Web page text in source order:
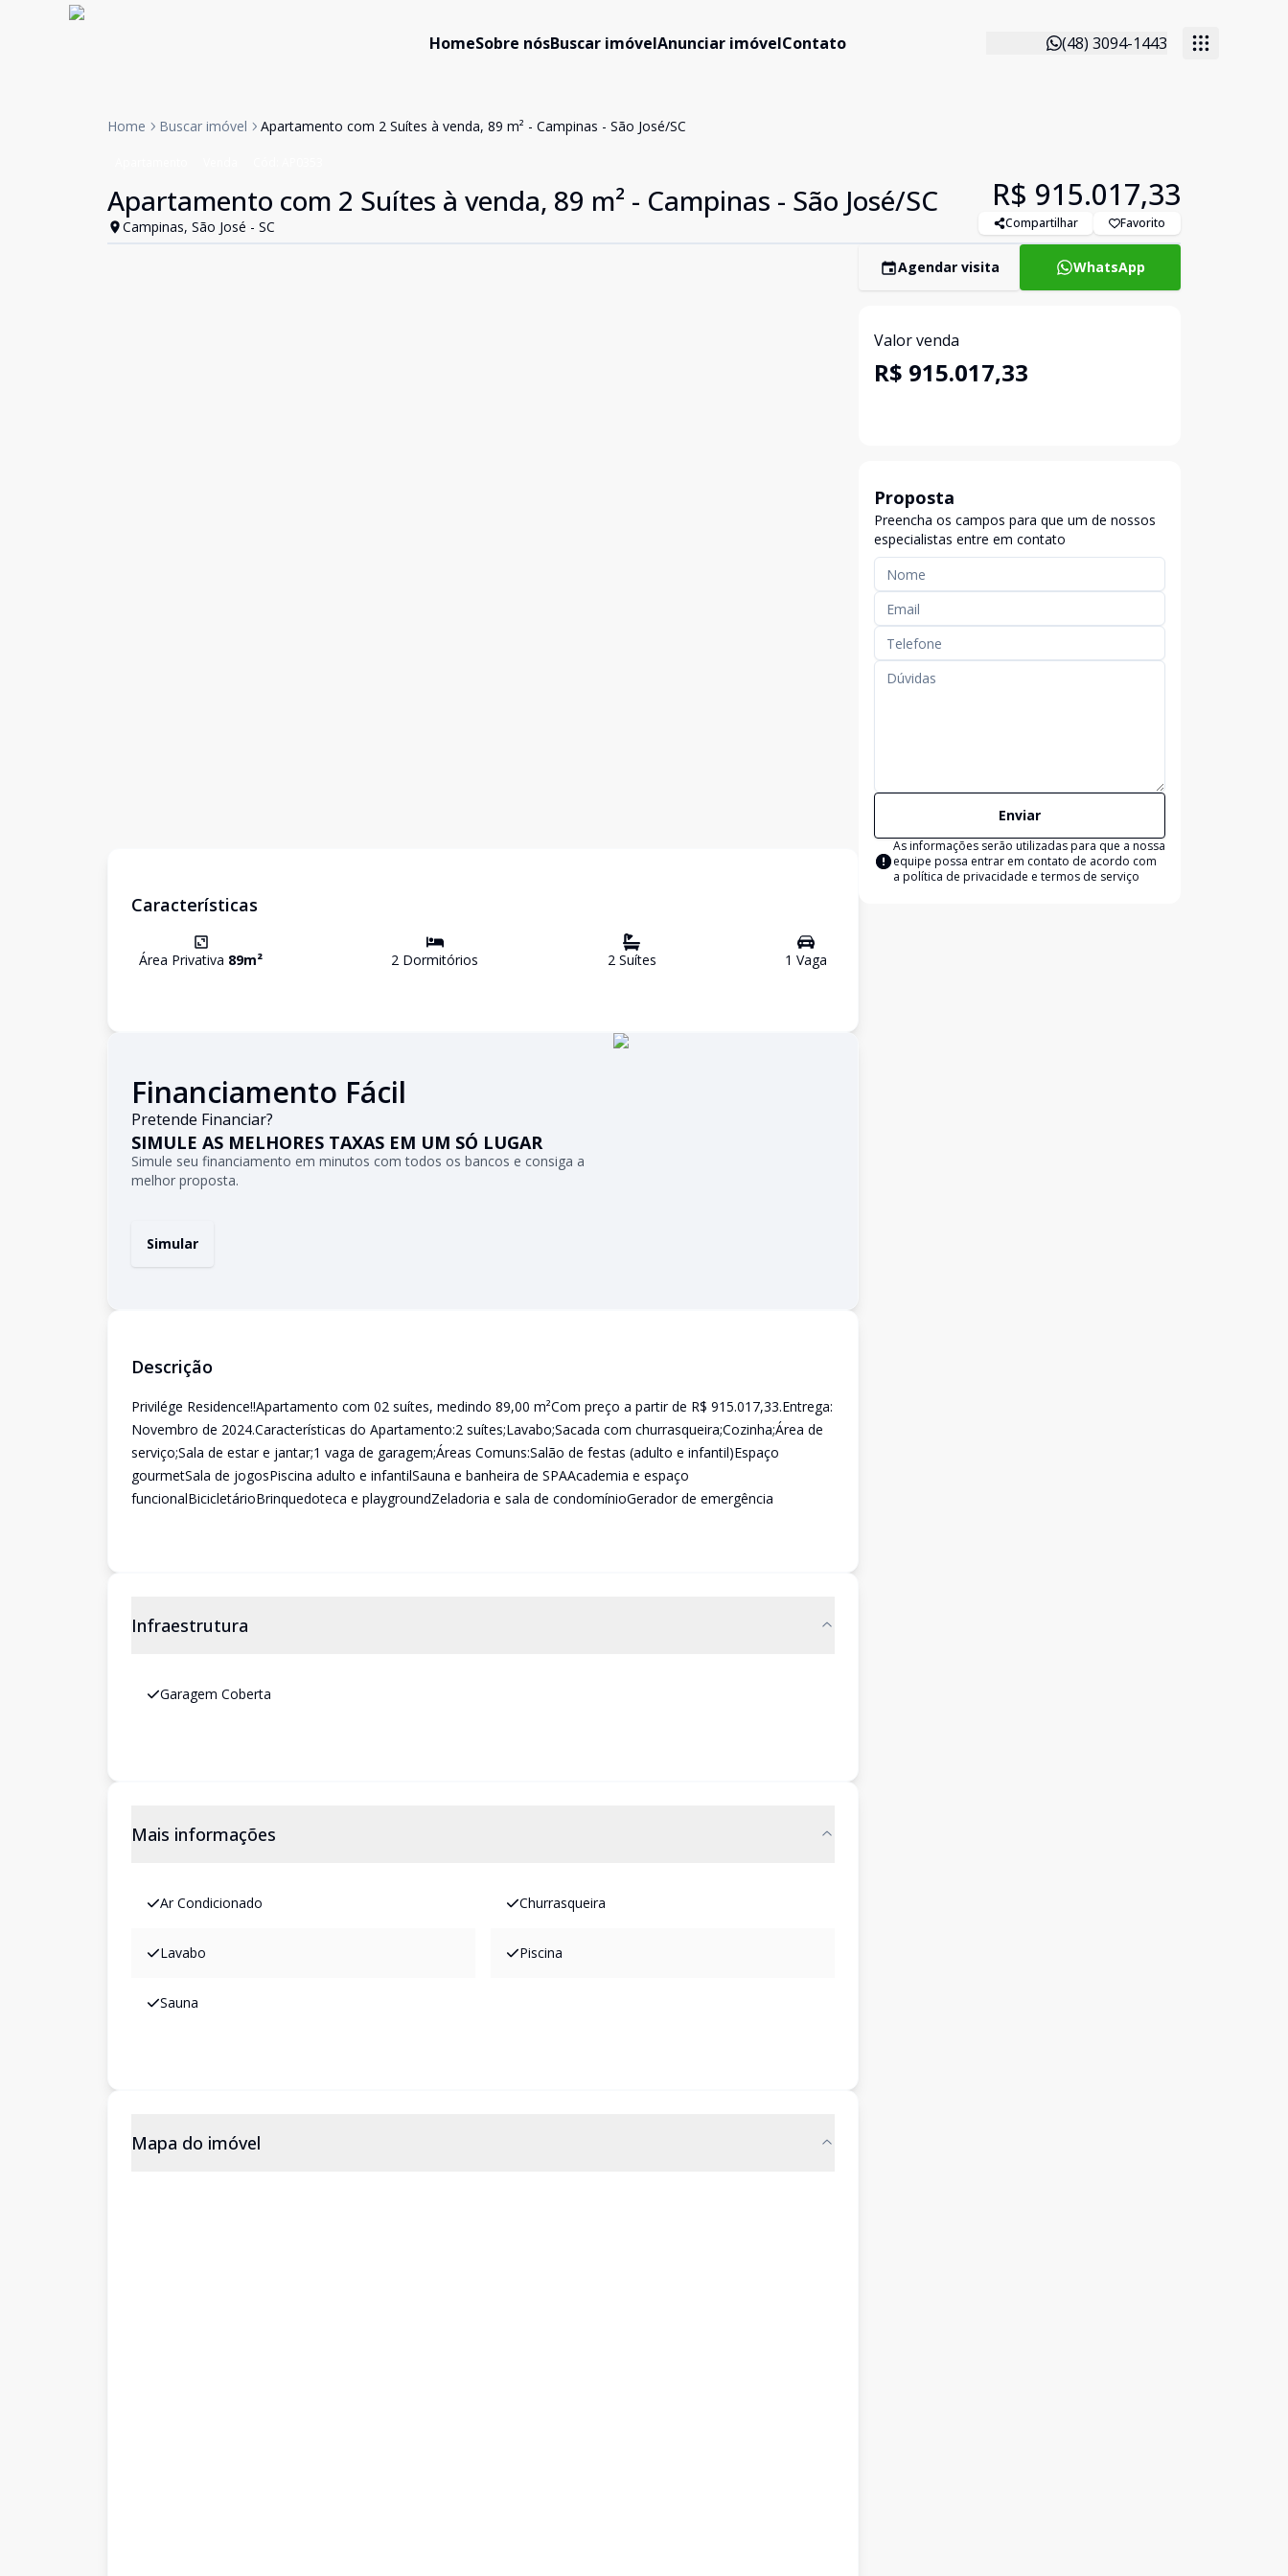
HomeSobre nósBuscar imóvelAnunciar imóvelContato (48) 3094-1443
Home Buscar imóvel Apartamento com 2 Suítes à venda, 89 m² - Campinas - São José/SC
Apartamento com 2 Suítes à venda, 89 m² - Campinas - São José/SC
Campinas, São José - SC
R$ 915.017,33
Compartilhar Favorito
Características
Área Privativa 89m² 2 Dormitórios 2Suítes 1 Vaga
Financiamento Fácil
Pretende Financiar?
SIMULE AS MELHORES TAXAS EM UM SÓ LUGAR
Simule seu financiamento em minutos com todos os bancos e consiga a
melhor proposta.
Simular
Descrição
Privilége Residence!!Apartamento com 02 suítes, medindo 89,00 m²Com preço a partir de R$ 915.017,33.Entrega:
Novembro de 2024.Características do Apartamento:2 suítes;Lavabo;Sacada com churrasqueira;Cozinha;Área de
serviço;Sala de estar e jantar;1 vaga de garagem;Áreas Comuns:Salão de festas (adulto e infantil)Espaço
gourmetSala de jogosPiscina adulto e infantilSauna e banheira de SPAAcademia e espaço
funcionalBicicletárioBrinquedoteca e playgroundZeladoria e sala de condomínioGerador de emergência
Infraestrutura
Garagem Coberta
Mais informações
Ar Condicionado Churrasqueira
Lavabo Piscina
Sauna
Mapa do imóvel
Agendar visita WhatsApp
Valor venda
R$ 915.017,33
Proposta
Preencha os campos para que um de nossos
especialistas entre em contato
Enviar
As informações serão utilizadas para que a nossa
equipe possa entrar em contato de acordo com
a política de privacidade e termos de serviço